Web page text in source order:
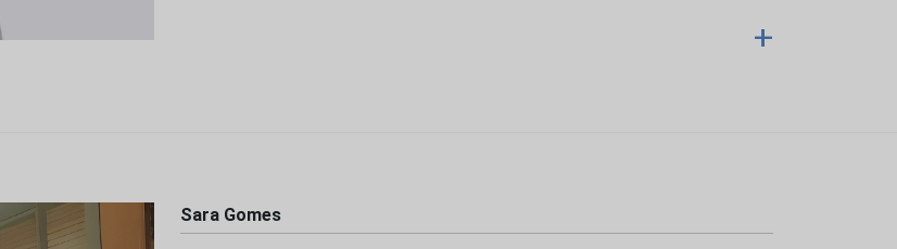
+
Sara Gomes